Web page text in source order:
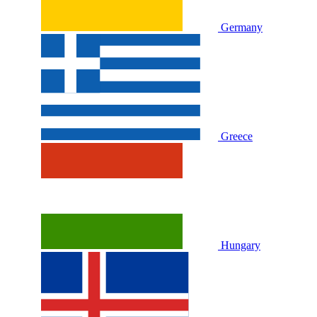
Germany
Greece
Hungary